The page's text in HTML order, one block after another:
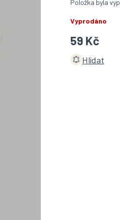
59 Kč
Vyprodáno
Položka byla
Hlídat